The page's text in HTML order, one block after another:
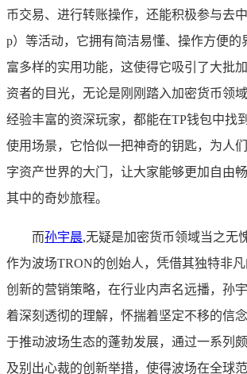
币交易、进行转账操作，还能积极参与去
p）等活动，它拥有简洁易懂、操作方便的
富多样的实用功能，这使得它吸引了大批
资者的目光，无论是刚刚踏入加密货币领
经验丰富的资深玩家，都能在TP钱包中找
使用场景，它恰似一把神奇的钥匙，为人
字资产世界的大门，让大家能够更加自由
其中的奇妙旅程。
而孙宇晨,无疑是加密货币领域当之无
作为波场TRON的创始人，凭借其独特非
创新的营销策略，在行业内声名远播，孙
着深刻透彻的理解，怀揣着坚定不移的信
于推动波场生态的蓬勃发展，通过一系列
及别出心裁的创新举措，使得波场在全球